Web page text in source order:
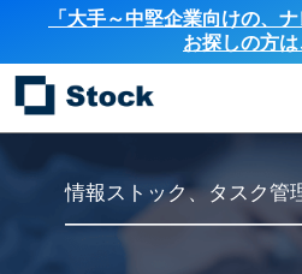
「大手～中堅企業向けの、
お探しの方
情報ストック、タスク管